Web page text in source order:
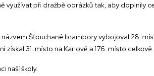
využívat při dražbě obrázků tak, aby
Šťouchané brambory vybojoval 28.
31. místo na Karlově a 176. místo celkově.
naší školy.